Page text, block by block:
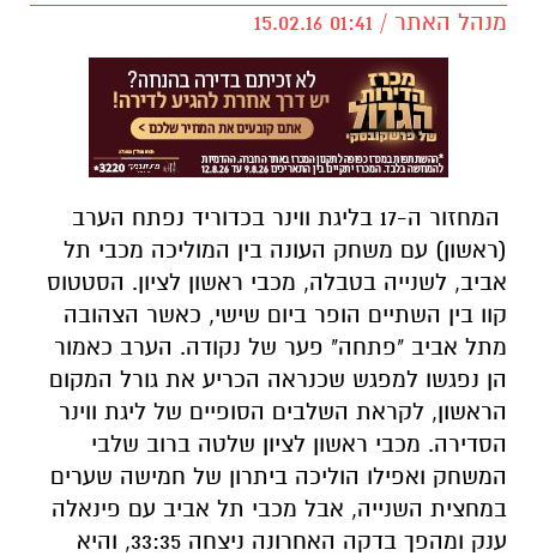
מנהל האתר / 01:41 15.02.16
המחזור ה-17 בליגת ווינר בכדוריד נפתח הערב
(ראשון) עם משחק העונה בין המוליכה מכבי תל
אביב, לשנייה בטבלה, מכבי ראשון לציון. הסטטוס
קוו בין השתיים הופר ביום שישי, כאשר הצהובה
מתל אביב "פתחה" פער של נקודה. הערב כאמור
הן נפגשו למפגש שכנראה הכריע את גורל המקום
הראשון, לקראת השלבים הסופיים של ליגת ווינר
הסדירה. מכבי ראשון לציון שלטה ברוב שלבי
המשחק ואפילו הוליכה ביתרון של חמישה שערים
במחצית השנייה, אבל מכבי תל אביב עם פינאלה
ענק ומהפך בדקה האחרונה ניצחה 33:35, והיא